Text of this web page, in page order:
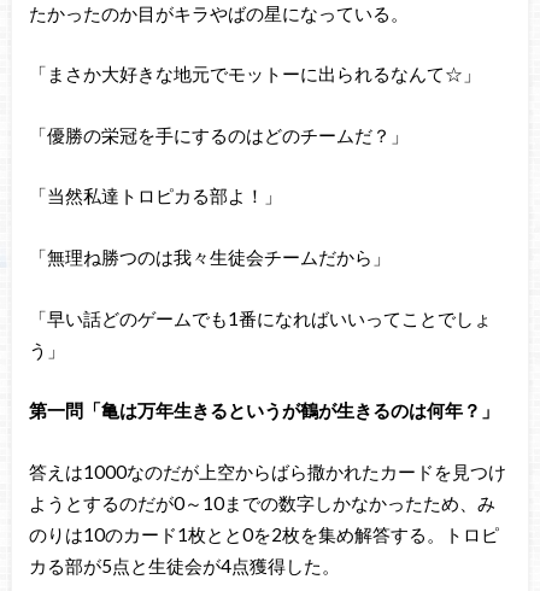
たかったのか目がキラやばの星になっている。
「まさか大好きな地元でモットーに出られるなんて☆」
「優勝の栄冠を手にするのはどのチームだ？」
「当然私達トロピカる部よ！」
「無理ね勝つのは我々生徒会チームだから」
「早い話どのゲームでも1番になればいいってことでしょ
う」
第一問「亀は万年生きるというが鶴が生きるのは何年？」
答えは1000なのだが上空からばら撒かれたカードを見つけ
ようとするのだが0～10までの数字しかなかったため、み
のりは10のカード1枚とと0を2枚を集め解答する。トロピ
カる部が5点と生徒会が4点獲得した。